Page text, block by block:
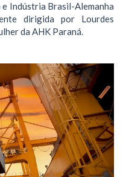
e Indústria Brasil-Alemanha
dirigida por Lourdes
da AHK Paraná.